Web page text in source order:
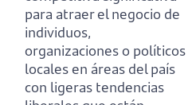
para atraer el negocio de
individuos,
organizaciones o políticos
locales en áreas del país
con ligeras tendencias